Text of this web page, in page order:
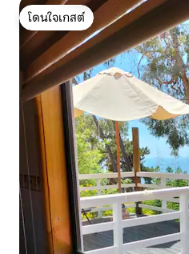
โดนใจเกสต์
โดนใจเกสต์